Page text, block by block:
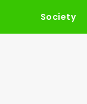
Society